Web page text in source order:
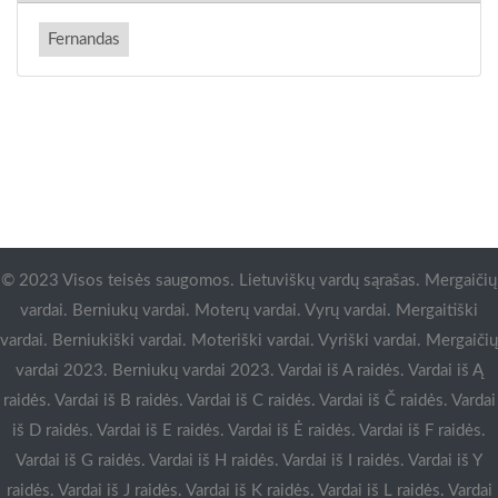
Fernandas
© 2023 Visos teisės saugomos. Lietuviškų vardų sąrašas. Mergaičių
vardai. Berniukų vardai. Moterų vardai. Vyrų vardai. Mergaitiški
vardai. Berniukiški vardai. Moteriški vardai. Vyriški vardai. Mergaičių
vardai 2023. Berniukų vardai 2023. Vardai iš A raidės. Vardai iš Ą
raidės. Vardai iš B raidės. Vardai iš C raidės. Vardai iš Č raidės. Vardai
iš D raidės. Vardai iš E raidės. Vardai iš Ė raidės. Vardai iš F raidės.
Vardai iš G raidės. Vardai iš H raidės. Vardai iš I raidės. Vardai iš Y
raidės. Vardai iš J raidės. Vardai iš K raidės. Vardai iš L raidės. Vardai